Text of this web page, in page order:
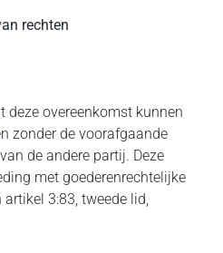
rechten
deze overeenkomst kunnen
zonder de voorafgaande
de andere partij. Deze
met goederenrechtelijke
3:83, tweede lid,